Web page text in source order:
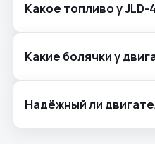
Какое топливо у JLD-
Какие болячки у
Надёжный ли